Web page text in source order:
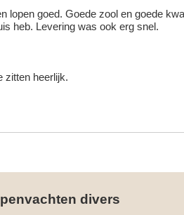
lopen goed. Goede zool en goede
heb. Levering was ook erg snel.
zitten heerlijk.
divers